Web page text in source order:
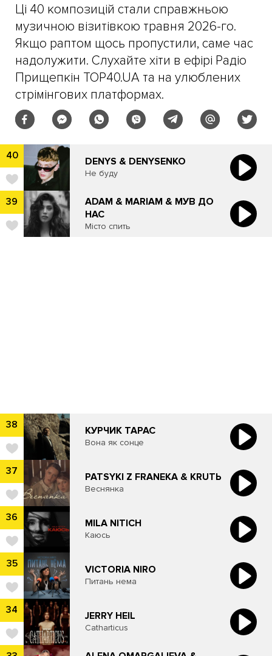
Ці 40 композицій стали справжньою
музичною візитівкою травня 2026-го.
Якщо раптом щось пропустили, саме час
надолужити. Слухайте хіти в ефірі Радіо
Прищепкін TOP40.UA та на улюблених
стрімінгових платформах.
40 DENYS & DENYSENKO
Не буду
39
​ADAM & MARIAM & МУВ ДО
НАС
Місто спить
38 КУРЧИК ТАРАС
Вона як сонце
37 PATSYKI Z FRANEKA & KRUTЬ
Веснянка
36 MILA NITICH
Каюсь
35 VICTORIA NIRO
Питань нема
34 JERRY HEIL
Catharticus